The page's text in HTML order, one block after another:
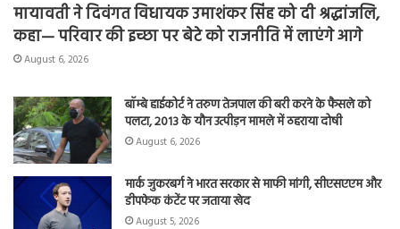
मायावती ने दिवंगत विधायक उमाशंकर सिंह को दी श्रद्धांजलि,
कहा— परिवार की इच्छा पर बेटे को राजनीति में लाएंगे आगे
August 6, 2026
बॉम्बे हाईकोर्ट ने तरुण तेजपाल की बरी करने के फैसले को
पलटा, 2013 के यौन उत्पीड़न मामले में ठहराया दोषी
August 6, 2026
मार्क जुकरबर्ग ने भारत सरकार से माफी मांगी, सीएसएएम और
डीपफेक कंटेंट पर जताया खेद
August 5, 2026